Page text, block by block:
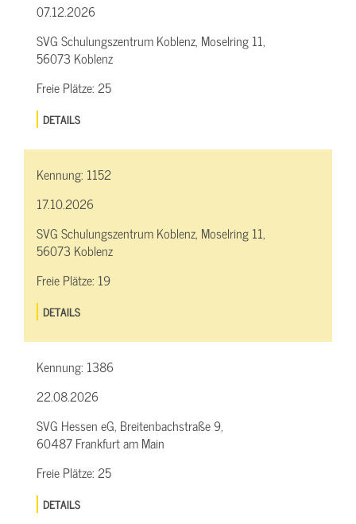
07.12.2026
SVG Schulungszentrum Koblenz, Moselring 11,
56073 Koblenz
Freie Plätze:25
DETAILS
Kennung: 1152
17.10.2026
SVG Schulungszentrum Koblenz, Moselring 11,
56073 Koblenz
Freie Plätze: 19
DETAILS
Kennung: 1386
22.08.2026
SVG Hessen eG, Breitenbachstraße 9,
60487 Frankfurt am Main
Freie Plätze:25
DETAILS